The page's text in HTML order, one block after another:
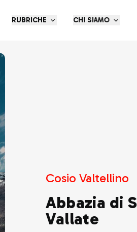
RUBRICHE CHI SIAMO
Cosio Valtellino
Abbazia di
Vallate